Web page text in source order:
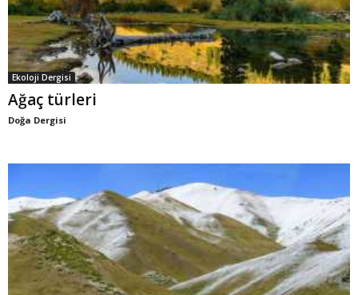
Ekoloji Dergisi
Ağaç türleri
Doğa Dergisi